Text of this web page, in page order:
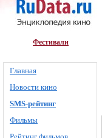
Фестивали
Главная
Новости кино
SMS-рейтинг
Фильмы